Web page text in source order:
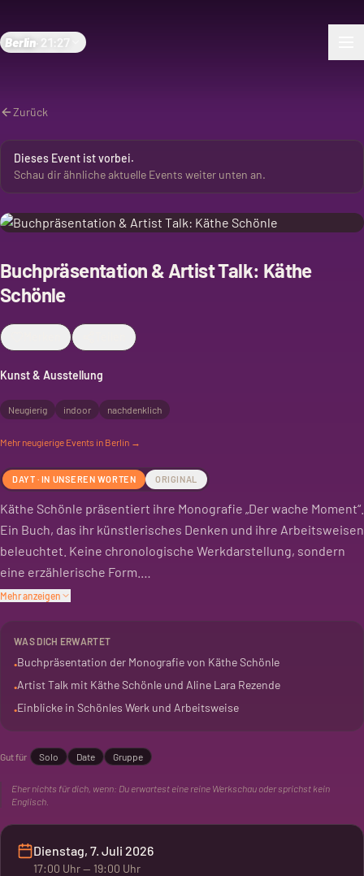
Berlin 21:27
Zurück
Dieses Event ist vorbei.
Schau dir ähnliche aktuelle Events weiter unten an.
Buchpräsentation & Artist Talk: Käthe
Schönle
Kunst & Ausstellung
Neugierig indoor nachdenklich
Mehr neugierige Events in Berlin →
DAYT · IN UNSEREN WORTEN ORIGINAL
Käthe Schönle präsentiert ihre Monografie „Der wache Moment“.
Ein Buch, das ihr künstlerisches Denken und ihre Arbeitsweisen
beleuchtet. Keine chronologische Werkdarstellung, sondern
eine erzählerische Form.
um die Entstehung des Buches und Schönles künstlerische
Praxis. Persönliche Einblicke in ihren Werdegang und die
Publikation.
Dort geht es um Gleichberechtigung und
Geschlechtergerechtigkeit. Der Talk ist überwiegend auf
Englisch, mit deutschen Beiträgen.
Mehr anzeigen
WAS DICH ERWARTET
•Buchpräsentation der Monografie von Käthe Schönle
•Artist Talk mit Käthe Schönle und Aline Lara Rezende
•Einblicke in Schönles Werk und Arbeitsweise
Gut für Solo Date Gruppe
Eher nichts für dich, wenn: Du erwartest eine reine Werkschau oder sprichst kein
Englisch.
Dienstag, 7. Juli 2026
17:00 Uhr— 19:00 Uhr